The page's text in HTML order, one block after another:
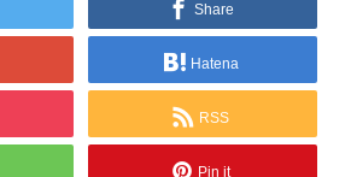
Share
Hatena
RSS
Pin it